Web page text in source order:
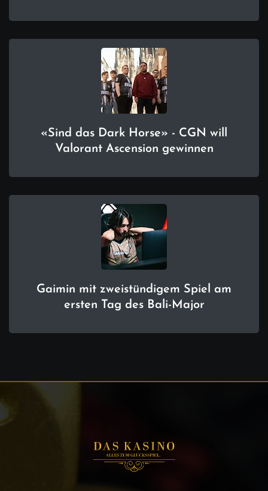
«Sind das Dark Horse» - CGN will
Valorant Ascension gewinnen
Gaimin mit zweistündigem Spiel am
ersten Tag des Bali-Major